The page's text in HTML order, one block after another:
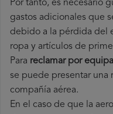
Por tanto, es necesario
gastos adicionales que
debido a la pérdida del
ropa y artículos de
Para reclamar por
se puede presentar una
compañía aérea.
En el caso de que la